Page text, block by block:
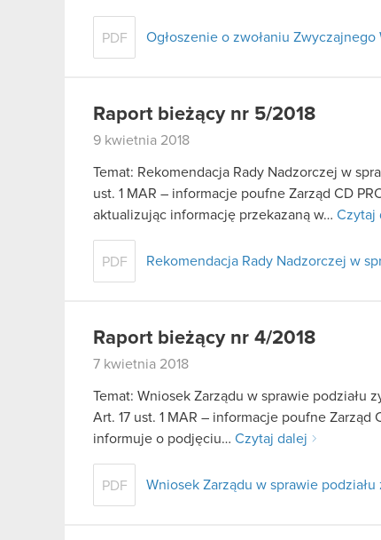
PDF Ogłoszenie o zwołaniu
Raport bieżący nr 5/2018
9 kwietnia 2018
Temat: Rekomendacja Rady Nadzorczej w
ust. 1 MAR – informacje poufne Zarząd CD
aktualizując informację przekazaną w… Czytaj
PDF Rekomendacja Rady Nadzorczej w
Raport bieżący nr 4/2018
7 kwietnia 2018
Temat: Wniosek Zarządu w sprawie podziału
Art. 17 ust. 1 MAR – informacje poufne Zarząd
informuje o podjęciu… Czytaj dalej
PDF Wniosek Zarządu w sprawie